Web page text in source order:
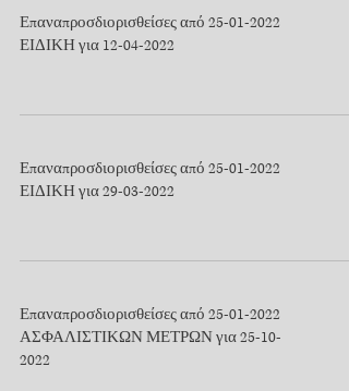
Επαναπροσδιορισθείσες από 25-01-2022
ΕΙΔΙΚΗ για 12-04-2022
Επαναπροσδιορισθείσες από 25-01-2022
ΕΙΔΙΚΗ για 29-03-2022
Επαναπροσδιορισθείσες από 25-01-2022
ΑΣΦΑΛΙΣΤΙΚΩΝ ΜΕΤΡΩΝ για 25-10-
2022